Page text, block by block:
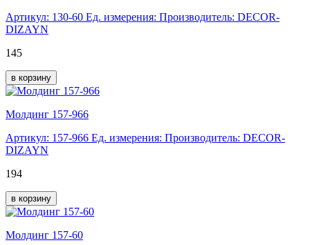
Артикул: 130-60 Ед. измерения: Производитель: DECOR-
DIZAYN
145
в корзину
Молдинг 157-966
Артикул: 157-966 Ед. измерения: Производитель: DECOR-
DIZAYN
194
в корзину
Молдинг 157-60